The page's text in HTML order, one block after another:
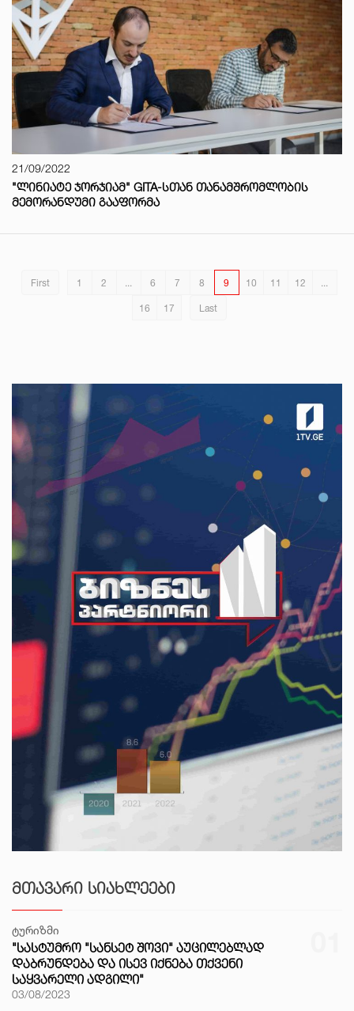
21/09/2022
"ᲚᲘᲜᲘᲐᲢᲔ ᲯᲝᲠᲯᲘᲐᲛ" GITA-ᲡᲗᲐᲜ ᲗᲐᲜᲐᲛᲨᲠᲝᲛᲚᲝᲑᲘᲡ
ᲛᲔᲛᲝᲠᲐᲜᲓᲣᲛᲘ ᲒᲐᲐᲤᲝᲠᲛᲐ
First 1 2 ... 6 7 8 9 10 11 12 ...
16 17 Last
ᲛᲗᲐᲕᲐᲠᲘ ᲡᲘᲐᲮᲚᲔᲔᲑᲘ
ტურიზმი
"ᲡᲐᲡᲢᲣᲛᲠᲝ "ᲡᲐᲜᲡᲔᲢ ᲨᲝᲕᲘ" ᲐᲣᲪᲘᲚᲔᲑᲚᲐᲓ
ᲓᲐᲑᲠᲣᲜᲓᲔᲑᲐ ᲓᲐ ᲘᲡᲔᲕ ᲘᲥᲜᲔᲑᲐ ᲗᲥᲕᲔᲜᲘ
ᲡᲐᲧᲕᲐᲠᲔᲚᲘ ᲐᲓᲒᲘᲚᲘ"
03/08/2023